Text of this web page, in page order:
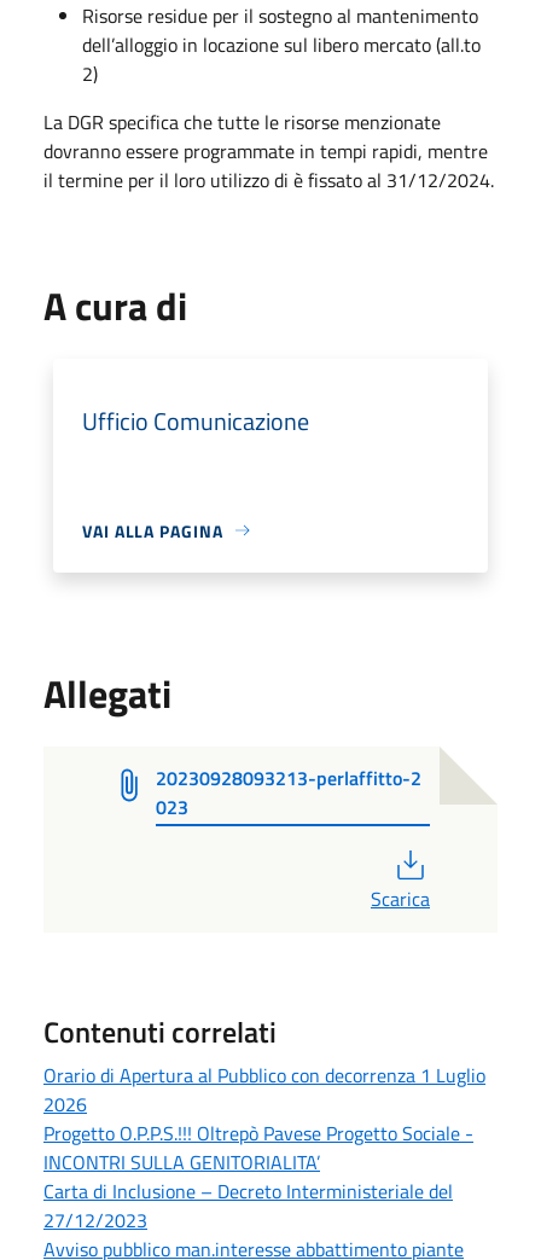
Risorse residue per il sostegno al mantenimento
dell’alloggio in locazione sul libero mercato (all.to
2)
La DGR specifica che tutte le risorse menzionate
dovranno essere programmate in tempi rapidi, mentre
il termine per il loro utilizzo di è fissato al 31/12/2024.
A cura di
Ufficio Comunicazione
VAI ALLA PAGINA
Allegati
20230928093213-perlaffitto-2
023
Scarica
Contenuti correlati
Orario di Apertura al Pubblico con decorrenza 1 Luglio
2026
Progetto O.P.P.S.!!! Oltrepò Pavese Progetto Sociale -
INCONTRI SULLA GENITORIALITA’
Carta di Inclusione – Decreto Interministeriale del
27/12/2023
Avviso pubblico man.interesse abbattimento piante